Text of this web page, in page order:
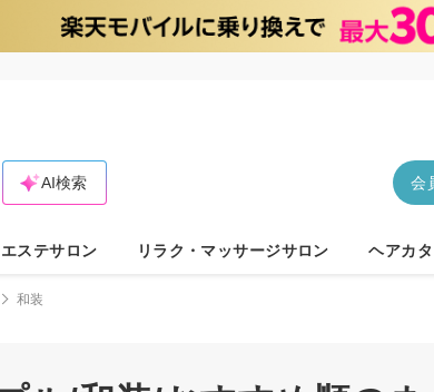
会
AI検索
エステサロン リラク・マッサージサロン ヘアカ
和装